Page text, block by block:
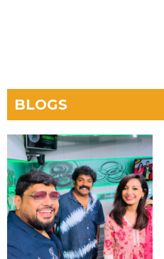
BLOGS